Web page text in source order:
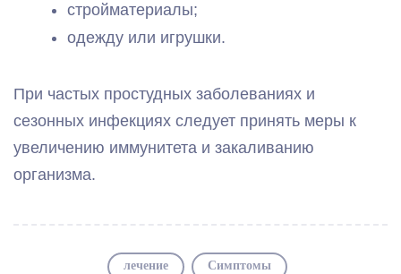
стройматериалы;
одежду или игрушки.
При частых простудных заболеваниях и
сезонных инфекциях следует принять меры к
увеличению иммунитета и закаливанию
организма.
лечение Симптомы